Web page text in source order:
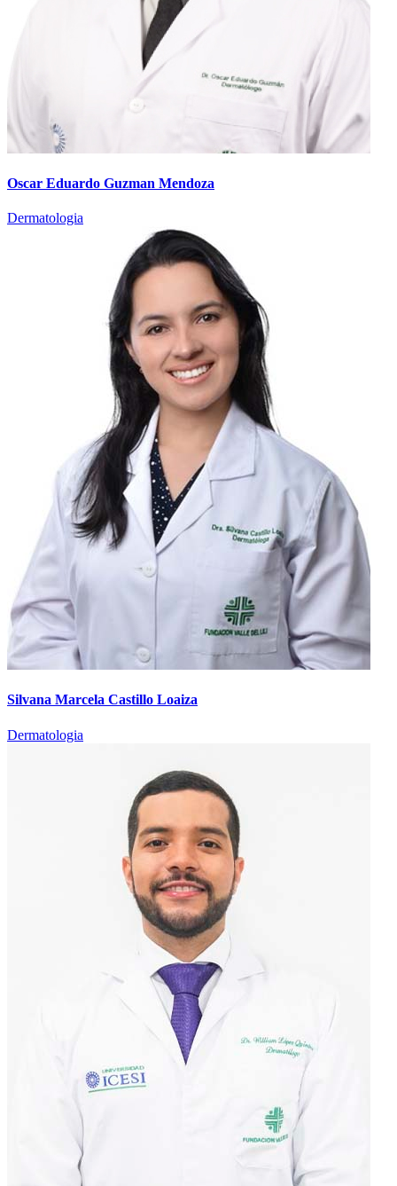
Oscar Eduardo Guzman Mendoza
Dermatologia
Silvana Marcela Castillo Loaiza
Dermatologia